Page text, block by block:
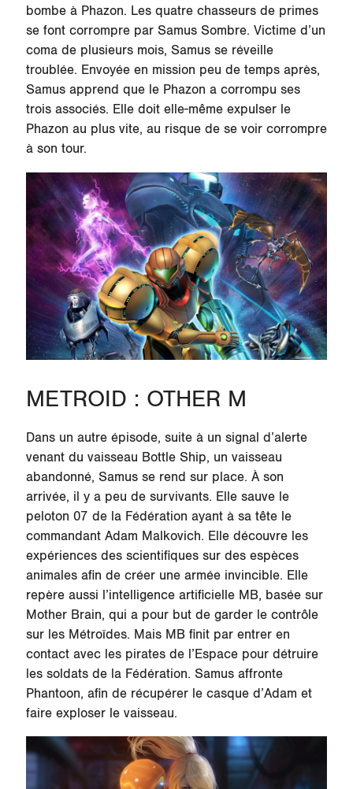
bombe à Phazon. Les quatre chasseurs de primes
se font corrompre par Samus Sombre. Victime d’un
coma de plusieurs mois, Samus se réveille
troublée. Envoyée en mission peu de temps après,
Samus apprend que le Phazon a corrompu ses
trois associés. Elle doit elle-même expulser le
Phazon au plus vite, au risque de se voir corrompre
à son tour.
METROID : OTHER M
Dans un autre épisode, suite à un signal d’alerte
venant du vaisseau Bottle Ship, un vaisseau
abandonné, Samus se rend sur place. À son
arrivée, il y a peu de survivants. Elle sauve le
peloton 07 de la Fédération ayant à sa tête le
commandant Adam Malkovich. Elle découvre les
expériences des scientifiques sur des espèces
animales afin de créer une armée invincible. Elle
repère aussi l’intelligence artificielle MB, basée sur
Mother Brain, qui a pour but de garder le contrôle
sur les Métroïdes. Mais MB finit par entrer en
contact avec les pirates de l’Espace pour détruire
les soldats de la Fédération. Samus affronte
Phantoon, afin de récupérer le casque d’Adam et
faire exploser le vaisseau.